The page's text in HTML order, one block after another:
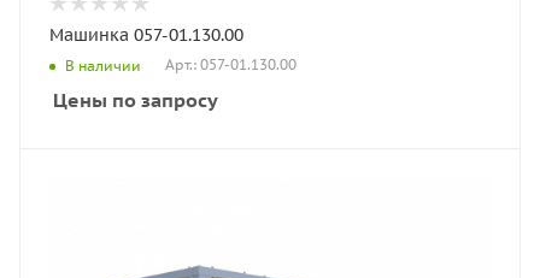
Машинка 057-01.130.00
В наличии Арт.: 057-01.130.00
Цены по запросу